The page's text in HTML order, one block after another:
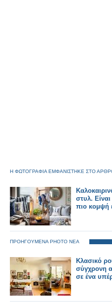
Η ΦΩΤΟΓΡΑΦΙΑ ΕΜΦΑΝΙΣΤΗΚΕ ΣΤΟ
στυλ. Είναι
πιο κομψή
ΠΡΟΗΓΟΥΜΕΝΑ PHOTO ΝΕΑ
Κλασικό
σύγχρονη
σε ένα